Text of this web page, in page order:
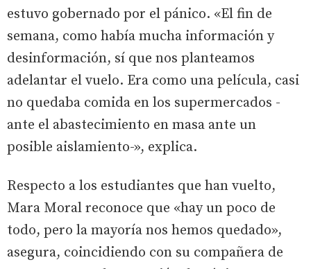
estuvo gobernado por el pánico. «El fin de
semana, como había mucha información y
desinformación, sí que nos planteamos
adelantar el vuelo. Era como una película, casi
no quedaba comida en los supermercados -
ante el abastecimiento en masa ante un
posible aislamiento-», explica.
Respecto a los estudiantes que han vuelto,
Mara Moral reconoce que «hay un poco de
todo, pero la mayoría nos hemos quedado»,
asegura, coincidiendo con su compañera de